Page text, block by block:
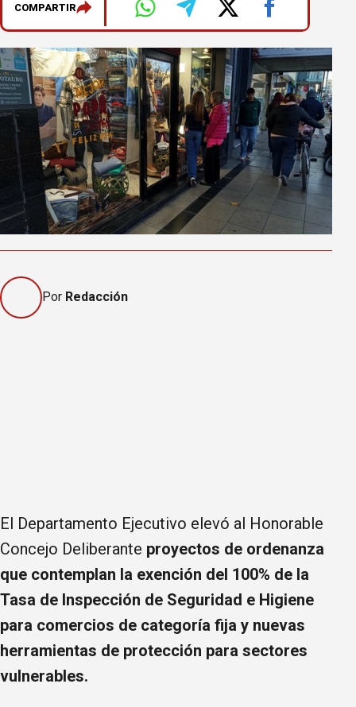
COMPARTIR
Por Redacción
El Departamento Ejecutivo elevó al Honorable
Concejo Deliberante proyectos de ordenanza
que contemplan la exención del 100% de la
Tasa de Inspección de Seguridad e Higiene
para comercios de categoría fija y nuevas
herramientas de protección para sectores
vulnerables.